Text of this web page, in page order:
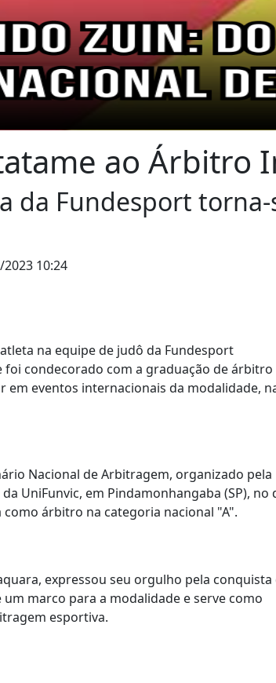
ao Árbitro
da Fundesport
10:24
na equipe de judô da Fundesport
condecorado com a graduação de árbitro
em eventos internacionais da modalidade,
Nacional de Arbitragem, organizado pela
UniFunvic, em Pindamonhangaba (SP), no
árbitro na categoria nacional "A".
expressou seu orgulho pela conquista
marco para a modalidade e serve como
esportiva.